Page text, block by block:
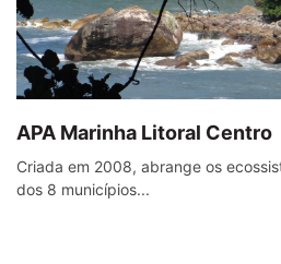
APA Marinha Litoral Centro
Criada em 2008, abrange os
dos 8 municípios...